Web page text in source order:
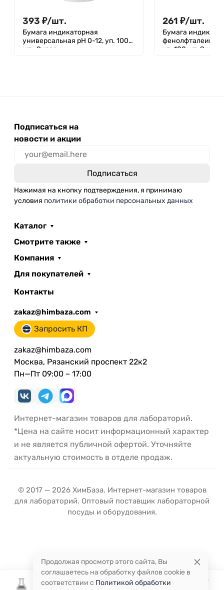
393 ₽/шт.
Бумага индикаторная
универсальная рН 0-12, уп. 100
шт., Экрос
261 ₽/шт.
Бумага
уп. 100 шт. Экрос
Подписаться на
новости и акции
Нажимая на кнопку подтверждения, я принимаю
условия политики обработки персональных данных
Каталог
Смотрите также
Компания
Для покупателей
Контакты
zakaz@himbaza.com
Запросить КП
zakaz@himbaza.com
Москва, Рязанский проспект 22к2
Пн—Пт 09:00 – 17:00
Интернет-магазин товаров для лабораторий.
*Цена на сайте носит информационный характер
и не является публичной офертой. Уточняйте
актуальную стоимость в отделе продаж.
© 2017 — 2026 ХимБаза. Интернет-магазин товаров
для лабораторий. Оптовый поставщик лабораторной
посуды и оборудования.
Продолжая просмотр этого сайта, Вы
соглашаетесь на обработку файлов cookie в
соответствии с Политикой обработки